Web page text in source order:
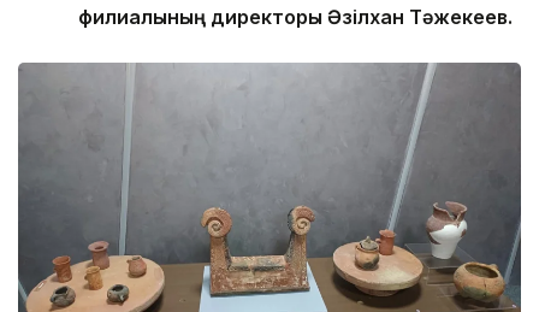
филиалының директоры Әзілхан Тәжекеев.